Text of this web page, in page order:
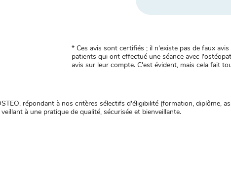
* Ces avis sont certifiés ; il n'existe pas de faux avis
patients qui ont effectué une séance avec
avis sur leur compte. C'est évident, mais cela fait
répondant à nos critères sélectifs d'éligibilité (formation, diplôme,
à une pratique de qualité, sécurisée et bienveillante.